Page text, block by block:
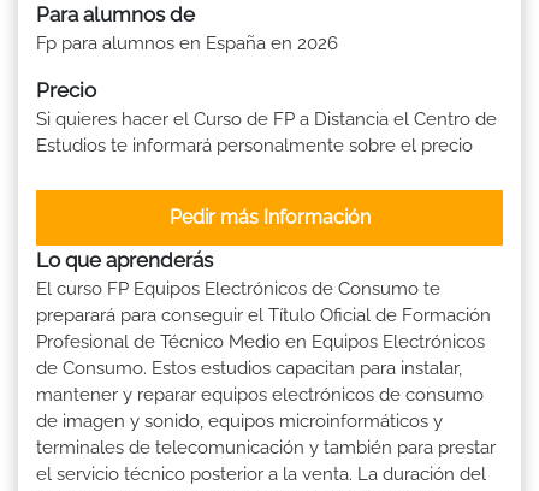
Para alumnos de
Fp para alumnos en España en 2026
Precio
Si quieres hacer el Curso de FP a Distancia el Centro de
Estudios te informará personalmente sobre el precio
Pedir más Información
Lo que aprenderás
El curso FP Equipos Electrónicos de Consumo te
preparará para conseguir el Título Oficial de Formación
Profesional de Técnico Medio en Equipos Electrónicos
de Consumo. Estos estudios capacitan para instalar,
mantener y reparar equipos electrónicos de consumo
de imagen y sonido, equipos microinformáticos y
terminales de telecomunicación y también para prestar
el servicio técnico posterior a la venta. La duración del